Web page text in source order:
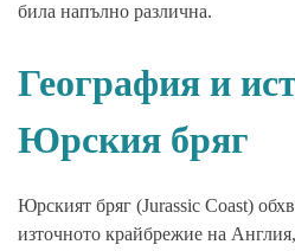
била напълно различна.
География и
Юрския бряг
Юрският бряг (Jurassic Coast)
източното крайбрежие на